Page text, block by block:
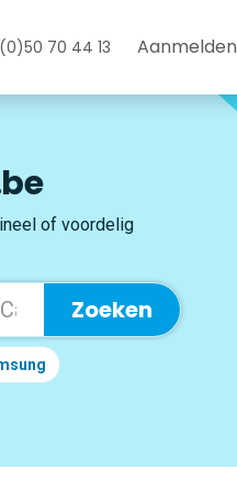
70 44 13 Aanmelden
of voordelig
Zoeken